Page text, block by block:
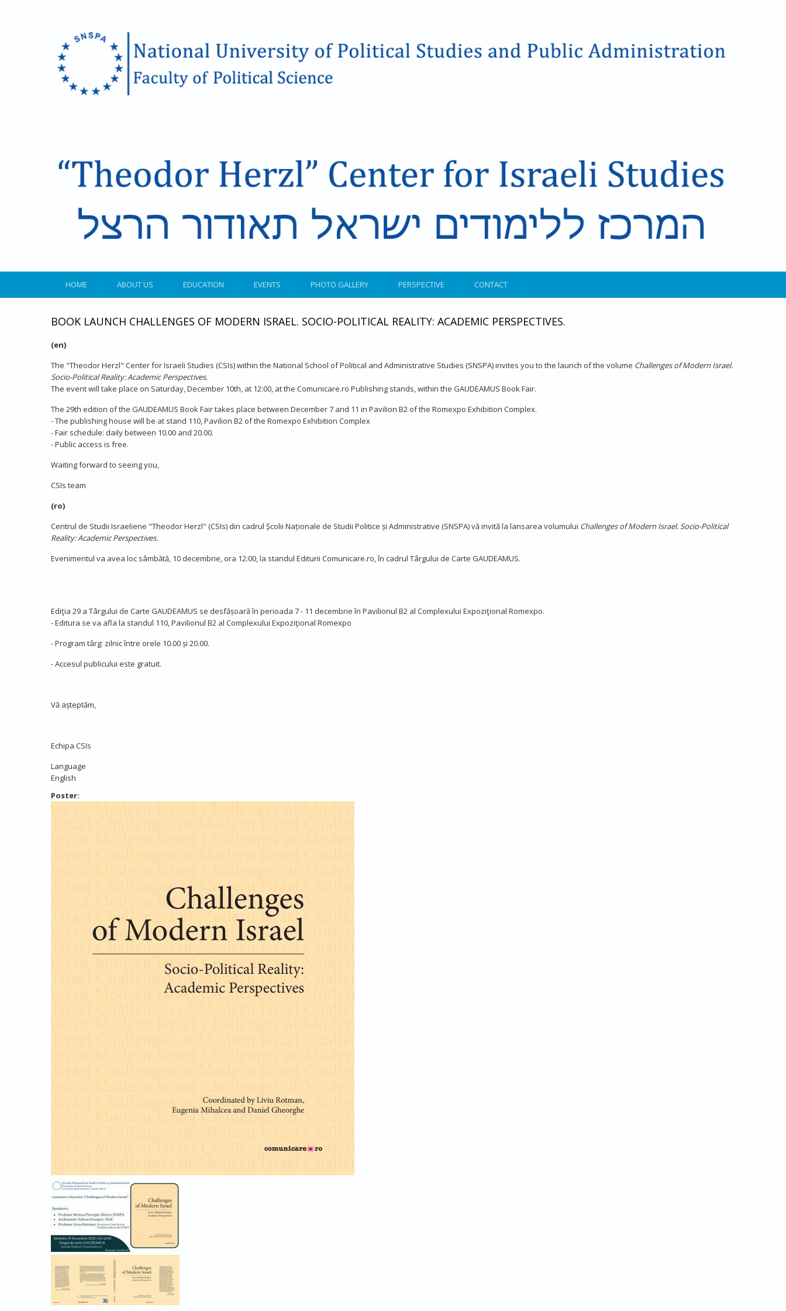
HOME ABOUT US EDUCATION EVENTS PHOTO GALLERY PERSPECTIVE CONTACT
BOOK LAUNCH CHALLENGES OF MODERN ISRAEL. SOCIO-POLITICAL REALITY: ACADEMIC PERSPECTIVES.
(en)
The "Theodor Herzl" Center for Israeli Studies (CSIs) within the National School of Political and Administrative Studies (SNSPA) invites you to the launch of the volume Challenges of Modern Israel.
Socio-Political Reality: Academic Perspectives.
The event will take place on Saturday, December 10th, at 12:00, at the Comunicare.ro Publishing stands, within the GAUDEAMUS Book Fair.
The 29th edition of the GAUDEAMUS Book Fair takes place between December 7 and 11 in Pavilion B2 of the Romexpo Exhibition Complex.
- The publishing house will be at stand 110, Pavilion B2 of the Romexpo Exhibition Complex
- Fair schedule: daily between 10.00 and 20.00.
- Public access is free.
Waiting forward to seeing you,
CSIs team
(ro)
Centrul de Studii Israeliene "Theodor Herzl" (CSIs) din cadrul Școlii Naționale de Studii Politice și Administrative (SNSPA) vă invită la lansarea volumului Challenges of Modern Israel. Socio-Political
Reality: Academic Perspectives.
Evenimentul va avea loc sâmbătă, 10 decembrie, ora 12:00, la standul Editurii Comunicare.ro, în cadrul Târgului de Carte GAUDEAMUS.
Ediţia 29 a Târgului de Carte GAUDEAMUS se desfășoară în perioada 7 - 11 decembrie în Pavilionul B2 al Complexului Expoziţional Romexpo.
- Editura se va afla la standul 110, Pavilionul B2 al Complexului Expoziţional Romexpo
- Program târg: zilnic între orele 10.00 și 20.00.
- Accesul publicului este gratuit.
Vă așteptăm,
Echipa CSIs
Language
English
Poster: